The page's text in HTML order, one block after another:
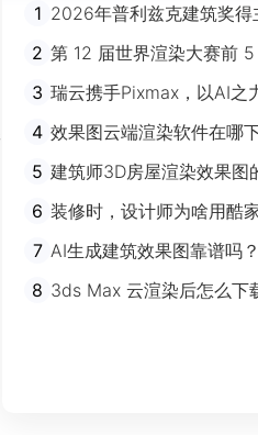
1 2026年普利兹克建筑奖得
迪奇”经典作品欣赏
2 第 12 届世界渲染大赛前
3 瑞云携手Pixmax，以AI之
4 效果图云端渲染软件在哪
5 建筑师3D房屋渲染效果图
避指南
6 装修时，设计师为啥用酷
max？
7 AI生成建筑效果图靠谱吗
不开传统渲染
8 3ds Max 云渲染后怎么下